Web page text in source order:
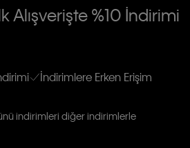
E-Bülten
VE ONAY METNİ
kişisel verilerimin Calvin Klein tarafına
kampanyalarla alakalı her türlü iletişim yoluyla;
almak için Açık Onay
veriyorum.
kabul ediyorum.
verilerimin yurtdışına aktarılmasına açık
Alışverişte %10 İndirimi
İndirimlere Erken Erişim
indirimleri diğer indirimlerle